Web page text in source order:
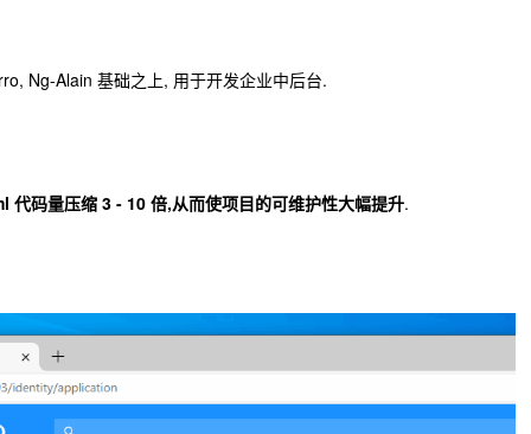
Ng-Alain 基础之上, 用于开发企业中后台.
代码量压缩 3 - 10 倍,从而使项目的可维护性大幅提升.